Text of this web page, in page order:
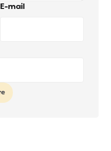
E-mail